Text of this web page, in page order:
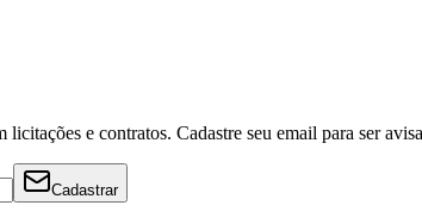
e contratos. Cadastre seu email para ser
Cadastrar